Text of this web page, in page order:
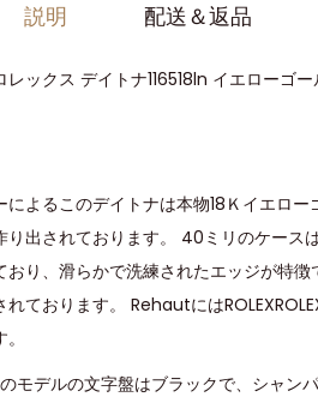
説明 配送＆返品
レックス デイトナ116518ln イエロー
によるこのデイトナは本物18Ｋイエロ
り出されております。 40ミリのケース
り、滑らかで洗練されたエッジが特
ております。 Rehautには
モデルの文字盤はブラックで、シャン